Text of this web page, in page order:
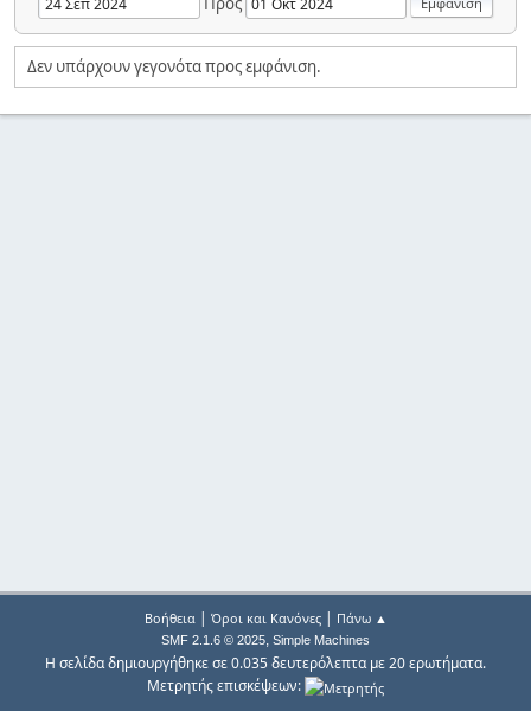
Δεν υπάρχουν γεγονότα προς εμφάνιση.
Βοήθεια| Όροι και Κανόνες| Πάνω ▲
SMF 2.1.6 © 2025, Simple Machines
Η σελίδα δημιουργήθηκε σε 0.035 δευτερόλεπτα με 20 ερωτήματα.
Μετρητής επισκέψεων: